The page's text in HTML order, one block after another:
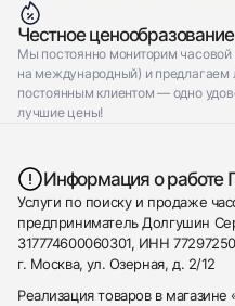
Честное ценообразование
Мы постоянно мониторим
на международный) и предлагаем
постоянным клиентом — одно
лучшие цены!
Информация о работе
Услуги по поиску и продаже
предприниматель Долгушин
317774600060301, ИНН
г. Москва, ул. Озерная, д. 2/12
Реализация товаров в